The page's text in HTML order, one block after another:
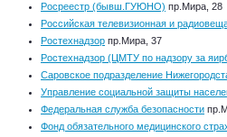
Росреестр (бывш.ГУЮНО) пр.Мира, 28
Российская телевизионная и
Ростехнадзор пр.Мира, 37
Ростехнадзор (ЦМТУ по надзору за
Саровское подразделение
Управление социальной защиты
Федеральная служба безопасности
Фонд обязательного медицинского